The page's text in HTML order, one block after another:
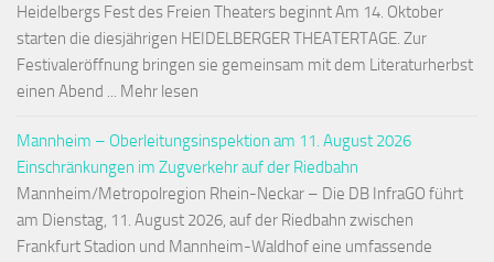
Heidelbergs Fest des Freien Theaters beginnt Am 14. Oktober
starten die diesjährigen HEIDELBERGER THEATERTAGE. Zur
Festivaleröffnung bringen sie gemeinsam mit dem Literaturherbst
einen Abend ... Mehr lesen
Mannheim – Oberleitungsinspektion am 11. August 2026
Einschränkungen im Zugverkehr auf der Riedbahn
Mannheim/Metropolregion Rhein-Neckar – Die DB InfraGO führt
am Dienstag, 11. August 2026, auf der Riedbahn zwischen
Frankfurt Stadion und Mannheim-Waldhof eine umfassende